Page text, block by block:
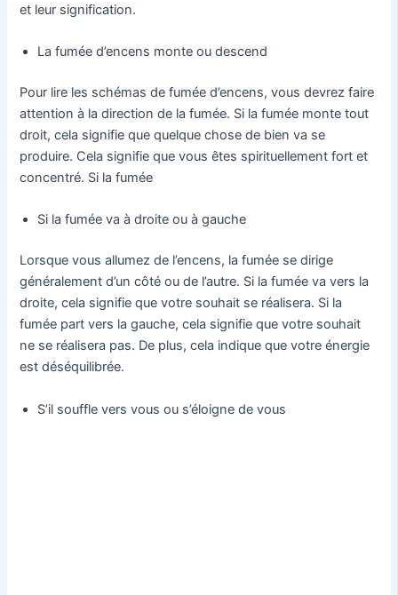
et leur signification.
La fumée d’encens monte ou descend
Pour lire les schémas de fumée d’encens, vous devrez faire
attention à la direction de la fumée. Si la fumée monte tout
droit, cela signifie que quelque chose de bien va se
produire. Cela signifie que vous êtes spirituellement fort et
concentré. Si la fumée
Si la fumée va à droite ou à gauche
Lorsque vous allumez de l’encens, la fumée se dirige
généralement d’un côté ou de l’autre. Si la fumée va vers la
droite, cela signifie que votre souhait se réalisera. Si la
fumée part vers la gauche, cela signifie que votre souhait
ne se réalisera pas. De plus, cela indique que votre énergie
est déséquilibrée.
S’il souffle vers vous ou s’éloigne de vous